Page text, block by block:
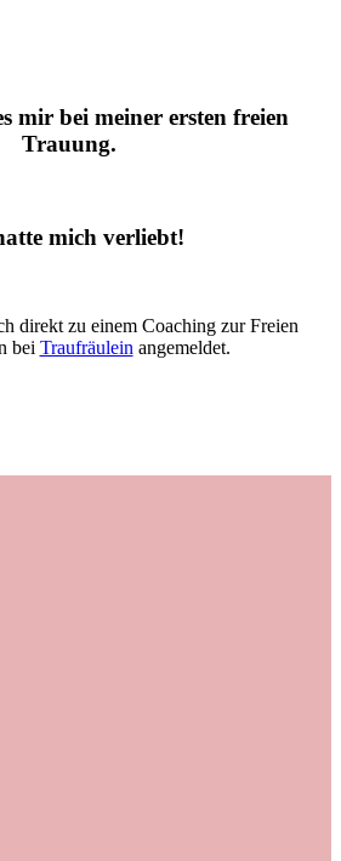
mir bei meiner ersten freien
Trauung.
mich verliebt!
direkt zu einem Coaching zur Freien
bei Traufräulein angemeldet.